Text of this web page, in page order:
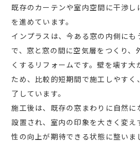
既存のカーテンや室内空間に干渉し
を進めています。
インプラスは、今ある窓の内側にも
で、窓と窓の間に空気層をつくり、
くするリフォームです。壁を壊す大
ため、比較的短期間で施工しやす
了しています。
施工後は、既存の窓まわりに自然に
設置され、室内の印象を大きく変え
性の向上が期待できる状態に整いま